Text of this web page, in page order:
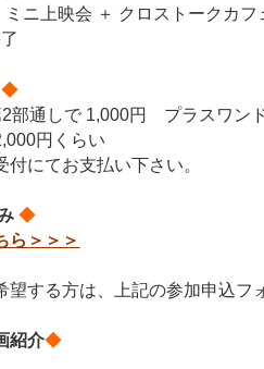
ニ上映会 ＋ クロストークカフ
◆
部通しで 1,000円 プラスワン
円くらい
にてお支払い下さい。
◆
ら＞＞＞
望する方は、上記の参加申込フ
紹介◆